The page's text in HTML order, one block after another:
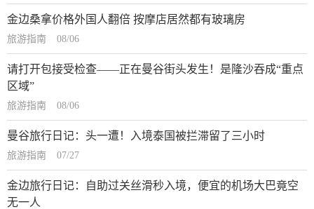
金边桑拿价格外国人翻倍 按摩店居然都有玻璃房
旅游指南 08/06
请打开包接受检查——正在曼谷街头发生！是隆沙吞成“重点
区域”
旅游指南 08/06
曼谷旅行日记：头一遭！入境泰国被拦滞留了三小时
旅游指南 07/27
金边旅行日记：自助过关丝滑秒入境，便宜的机场大巴竟空
无一人